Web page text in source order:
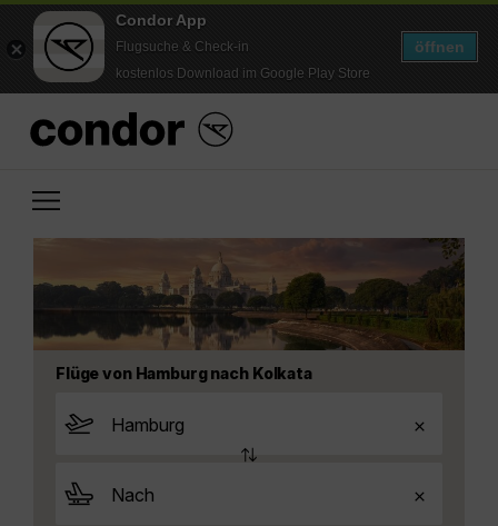
Condor App
Flugsuche & Check-in
kostenlos Download im Google Play Store
öffnen
Flüge von Hamburg nach Kolkata